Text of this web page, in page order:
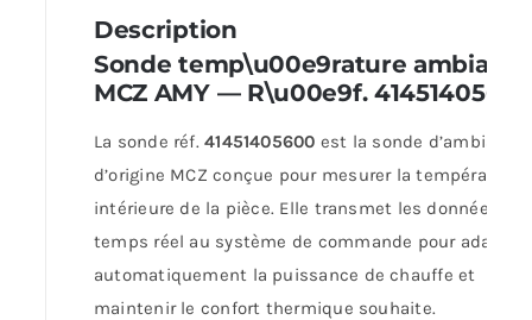
Description
Sonde temp\u00e9rature
MCZ AMY — R\u00e9f. 41451405600
La sonde réf.41451405600 est la sonde d’ambiance
d’origine MCZ conçue pour mesurer la température
intérieure de la pièce. Elle transmet les données en
temps réel au système de commande pour adapter
automatiquement la puissance de chauffe et
maintenir le confort thermique souhaite.